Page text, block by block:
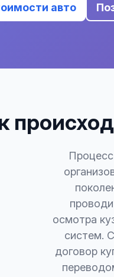
авто
осмотра
систем.
договор